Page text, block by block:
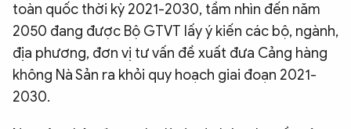
ĐA PHƯƠNG TIỆN
eMagazine
Podcast
Video
toàn quốc thời kỳ 2021-2030, tầm nhìn đến năm
2050 đang được Bộ GTVT lấy ý kiến các bộ, ngành,
địa phương, đơn vị tư vấn đề xuất đưa Cảng hàng
không Nà Sản ra khỏi quy hoạch giai đoạn 2021-
2030.